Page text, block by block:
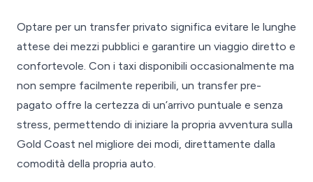
Optare per un transfer privato significa evitare le lunghe
attese dei mezzi pubblici e garantire un viaggio diretto e
confortevole. Con i taxi disponibili occasionalmente ma
non sempre facilmente reperibili, un transfer pre-
pagato offre la certezza di un’arrivo puntuale e senza
stress, permettendo di iniziare la propria avventura sulla
Gold Coast nel migliore dei modi, direttamente dalla
comodità della propria auto.